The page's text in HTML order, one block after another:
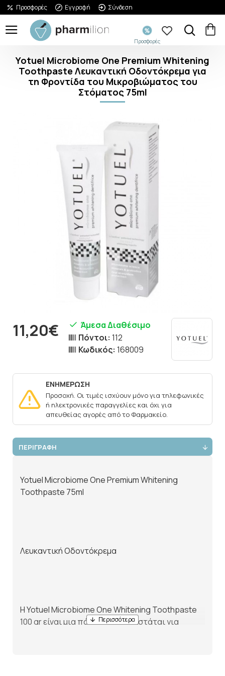
Προσφορές Εγγραφή Σύνδεση
Προσφορές
Yotuel Microbiome One Premium Whitening
Toothpaste Λευκαντική Οδοντόκρεμα για
τη Φροντίδα του Μικροβιώματος του
Στόματος 75ml
ΕΝΗΜΕΡΩΣΗ
Προσοχή. Οι τιμές ισχύουν μόνο για τηλεφωνικές
ή ηλεκτρονικές παραγγελίες και όχι για
απευθείας αγορές από το Φαρμακείο.
11,20€
Άμεσα Διαθέσιμο
Πόντοι: 112
Κωδικός: 168009
ΠΕΡΙΓΡΑΦΗ
Yotuel Microbiome One Premium Whitening
Toothpaste 75ml
Λευκαντική Οδοντόκρεμα
Η Yotuel Microbiome One Whitening Toothpaste
100 gr είναι μια πάστα που συνιστάται για